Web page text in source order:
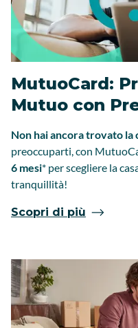
MutuoCard:
Mutuo con
Non hai ancora trovato la
preoccuparti, con
6 mesi* per scegliere la
tranquillità!
Scopri di più